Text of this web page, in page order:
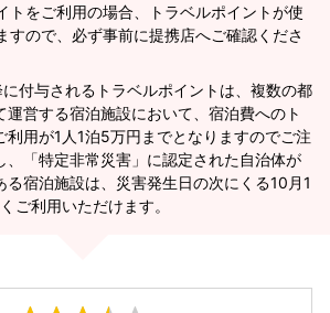
トをご利用の場合、トラベルポイントが使
すので、必ず事前に提携店へご確認くださ
付与されるトラベルポイントは、複数の都
運営する宿泊施設において、宿泊費へのト
利用が1人1泊5万円までとなりますのでご注
、「特定非常災害」に認定された自治体が
る宿泊施設は、災害発生日の次にくる10月1
ご利用いただけます。